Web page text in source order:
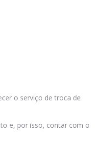
o serviço de troca de
e, por isso, contar com o